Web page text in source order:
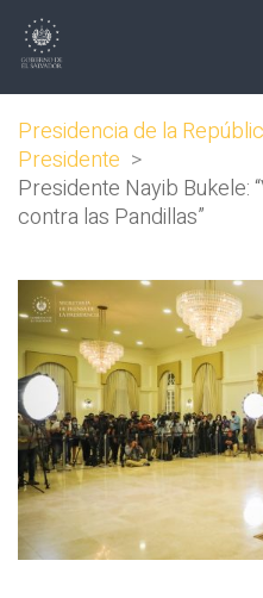
Presidencia de la
Presidente >
Presidente Nayib Bukele:
contra las Pandillas”